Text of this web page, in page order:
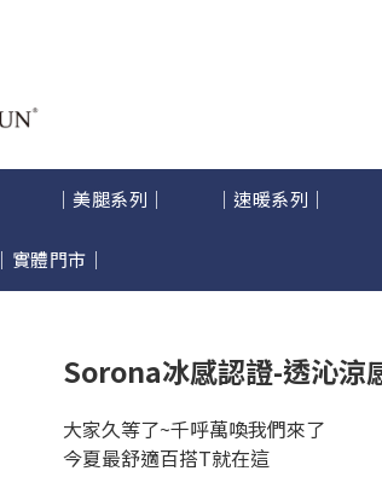
｜美腿系列｜ ｜速暖系列｜
｜實體門市｜
Sorona冰感認證-透沁涼
大家久等了~千呼萬喚我們來了
今夏最舒適百搭T就在這